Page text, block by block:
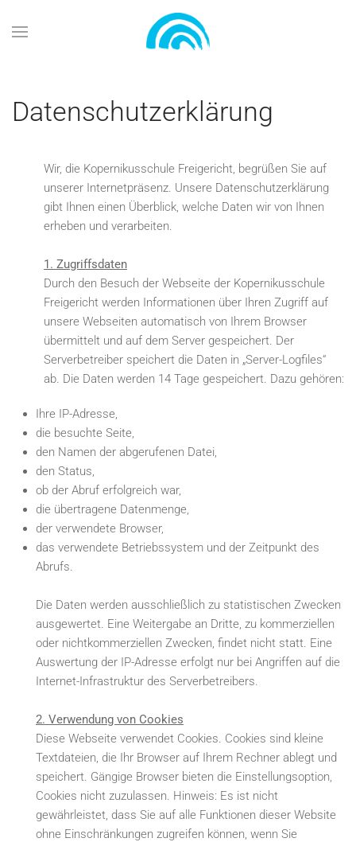
Zum Hauptinhalt springen
Datenschutzerklärung
Wir, die Kopernikusschule Freigericht, begrüßen Sie auf
unserer Internetpräsenz. Unsere Datenschutzerklärung
gibt Ihnen einen Überblick, welche Daten wir von Ihnen
erheben und verarbeiten.
1. Zugriffsdaten
Durch den Besuch der Webseite der Kopernikusschule
Freigericht werden Informationen über Ihren Zugriff auf
unsere Webseiten automatisch von Ihrem Browser
übermittelt und auf dem Server gespeichert. Der
Serverbetreiber speichert die Daten in „Server-Logfiles“
ab. Die Daten werden 14 Tage gespeichert. Dazu gehören:
Ihre IP-Adresse,
die besuchte Seite,
den Namen der abgerufenen Datei,
den Status,
ob der Abruf erfolgreich war,
die übertragene Datenmenge,
der verwendete Browser,
das verwendete Betriebssystem und der Zeitpunkt des
Abrufs.
Die Daten werden ausschließlich zu statistischen Zwecken
ausgewertet. Eine Weitergabe an Dritte, zu kommerziellen
oder nichtkommerziellen Zwecken, findet nicht statt. Eine
Auswertung der IP-Adresse erfolgt nur bei Angriffen auf die
Internet-Infrastruktur des Serverbetreibers.
2. Verwendung von Cookies
Diese Webseite verwendet Cookies. Cookies sind kleine
Textdateien, die Ihr Browser auf Ihrem Rechner ablegt und
speichert. Gängige Browser bieten die Einstellungsoption,
Cookies nicht zuzulassen. Hinweis: Es ist nicht
gewährleistet, dass Sie auf alle Funktionen dieser Website
ohne Einschränkungen zugreifen können, wenn Sie